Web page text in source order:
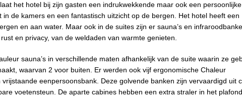
het hotel bij zijn gasten een indrukwekkende maar ook een
de kamers en een fantastisch uitzicht op de bergen. Het hotel heeft een
en aan water. Maar ook in de suites zijn er sauna’s en
en privacy, van de weldaden van warmte genieten.
sauna’s in verschillende maten afhankelijk van de suite waarin ze
waarvan 2 voor buiten. Er werden ook vijf ergonomische Chaleur
eenpersoonsbank. Deze golvende banken zijn vervaardigd uit
voetensteun. De aparte cabines hebben een extra straler in het